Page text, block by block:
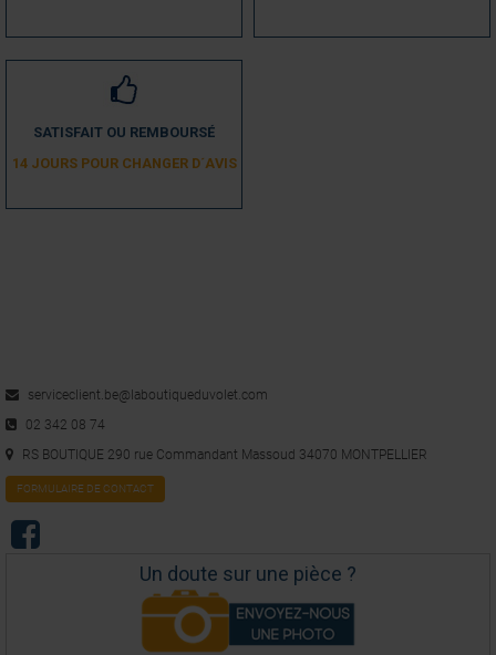
SATISFAIT OU REMBOURSÉ
14 JOURS POUR CHANGER D´AVIS
serviceclient.be@laboutiqueduvolet.com
02 342 08 74
RS BOUTIQUE 290 rue Commandant Massoud 34070 MONTPELLIER
FORMULAIRE DE CONTACT
Un doute sur une pièce ?